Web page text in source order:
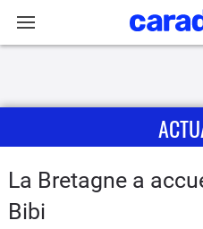
Actu
Essais
La Bretagne a
Bibi